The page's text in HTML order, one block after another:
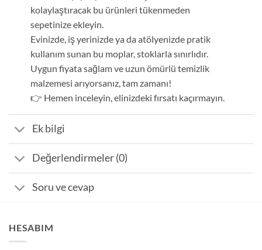
kolaylaştıracak bu ürünleri tükenmeden
sepetinize ekleyin.
Evinizde, iş yerinizde ya da atölyenizde pratik
kullanım sunan bu moplar, stoklarla sınırlıdır.
Uygun fiyata sağlam ve uzun ömürlü temizlik
malzemesi arıyorsanız, tam zamanı!
👉 Hemen inceleyin, elinizdeki fırsatı kaçırmayın.
Ek bilgi
Değerlendirmeler (0)
Soru ve cevap
HESABIM